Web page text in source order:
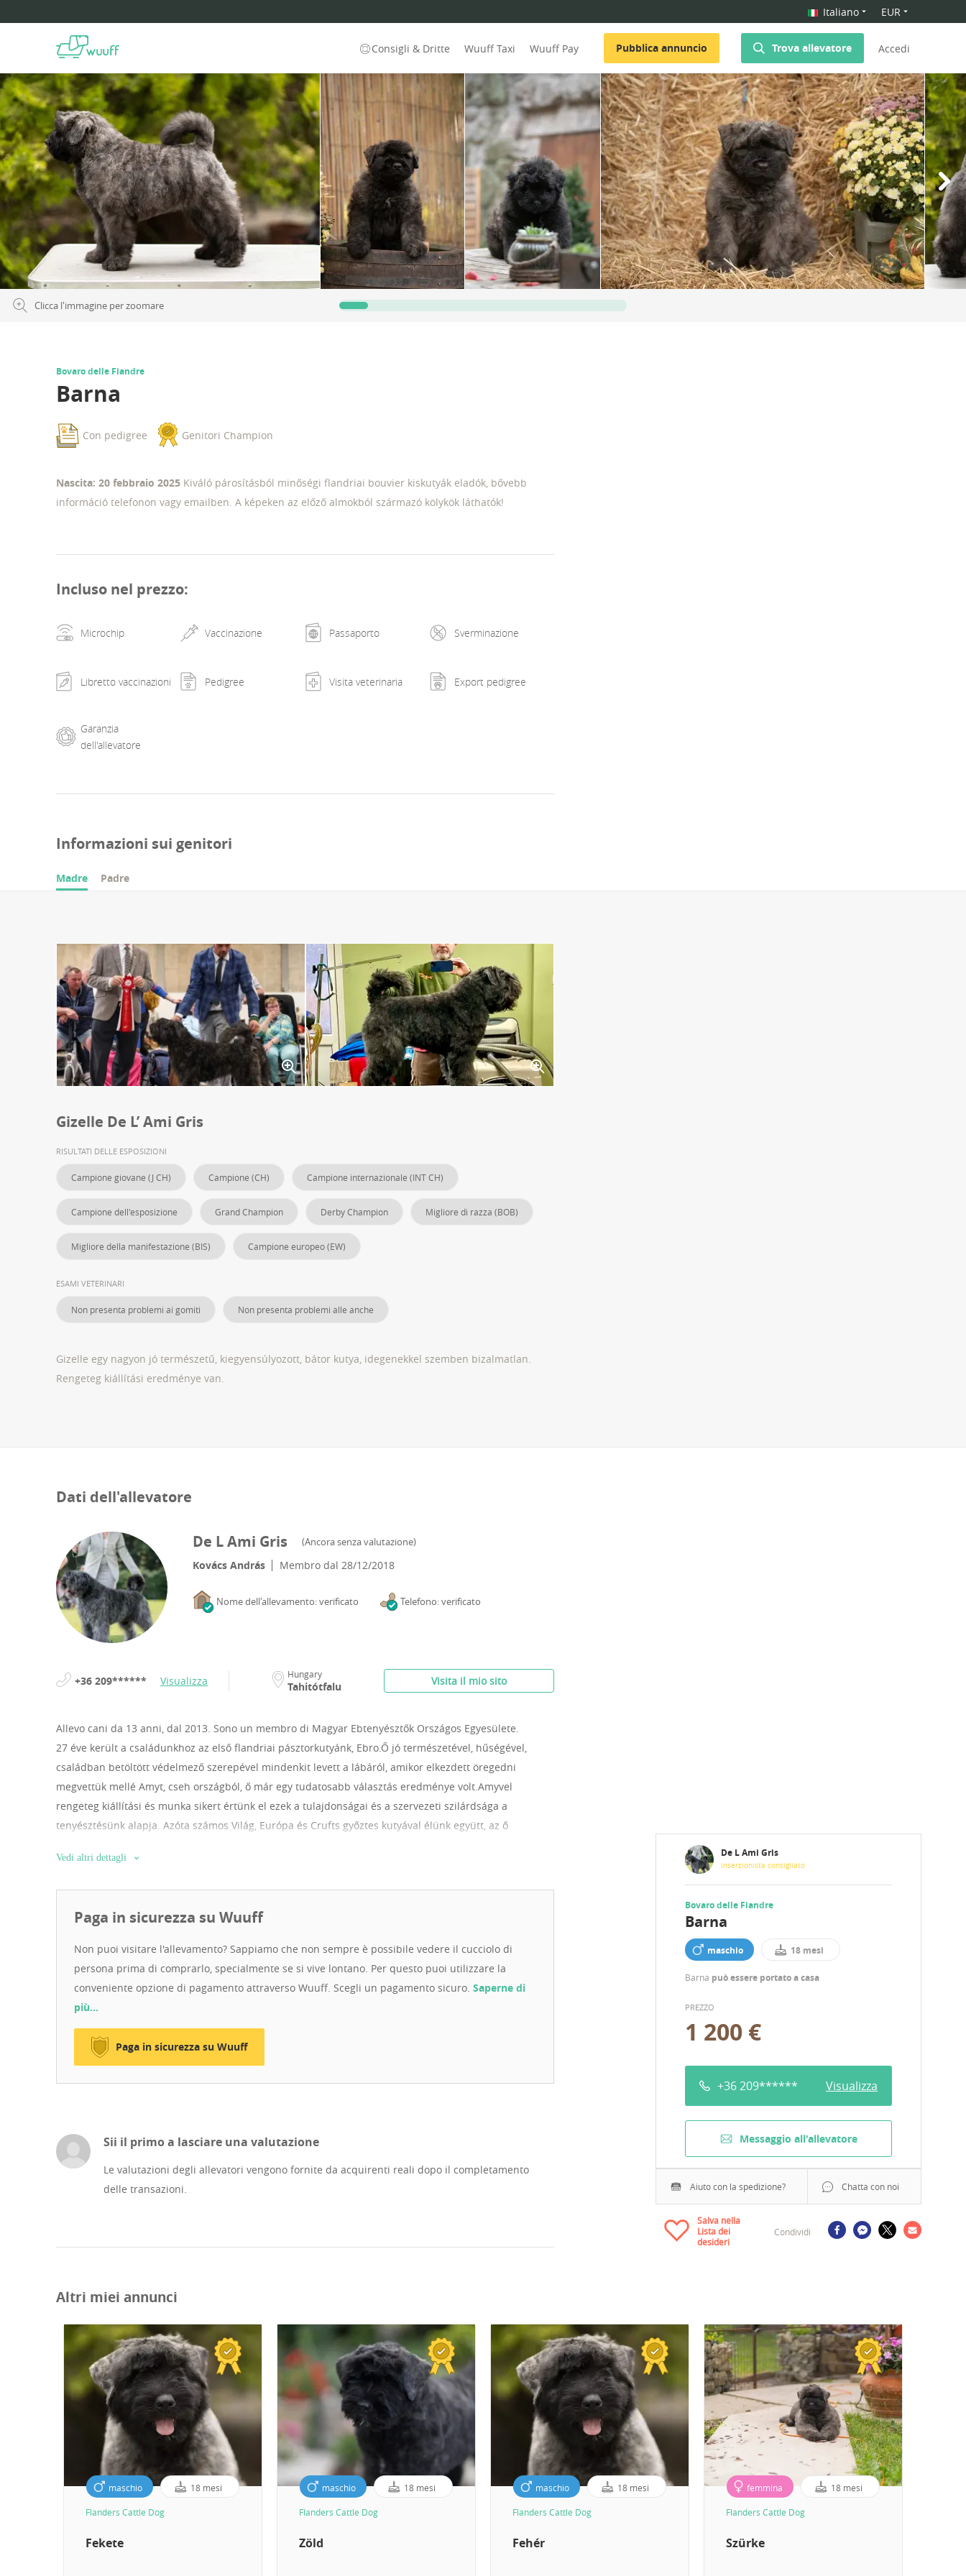
Italiano EUR
Consigli & Dritte Wuuff Taxi Wuuff Pay Pubblica annuncio Trova allevatore Accedi
Clicca l'immagine per zoomare
De L Ami Gris
Inserzionista consigliato
Bovaro delle Fiandre
Barna
maschio 18 mesi
Barna può essere portato a casa
PREZZO
1 200 €
+36 209****** Visualizza
Messaggio all'allevatore
Aiuto con la spedizione? Chatta con noi
Salva nella
Lista dei
desideri
Condividi
Bovaro delle Fiandre
Barna
Con pedigree Genitori Champion
Nascita: 20 febbraio 2025 Kiváló párosításból minőségi flandriai bouvier kiskutyák eladók, bővebb
információ telefonon vagy emailben. A képeken az előző almokból származó kölykök láthatók!
Incluso nel prezzo:
Microchip Vaccinazione Passaporto Sverminazione
Libretto vaccinazioni Pedigree Visita veterinaria Export pedigree
Garanzia
dell'allevatore
Informazioni sui genitori
Madre Padre
Gizelle De L’ Ami Gris
RISULTATI DELLE ESPOSIZIONI
Campione giovane (J CH) Campione (CH) Campione internazionale (INT CH)
Campione dell'esposizione Grand Champion Derby Champion Migliore di razza (BOB)
Migliore della manifestazione (BIS) Campione europeo (EW)
ESAMI VETERINARI
Non presenta problemi ai gomiti Non presenta problemi alle anche
Gizelle egy nagyon jó természetű, kiegyensúlyozott, bátor kutya, idegenekkel szemben bizalmatlan.
Rengeteg kiállítási eredménye van.
Dati dell'allevatore
De L Ami Gris (Ancora senza valutazione)
Kovács András Membro dal 28/12/2018
Nome dell'allevamento: verificato Telefono: verificato
+36 209****** Visualizza Hungary
Tahitótfalu Visita il mio sito
Allevo cani da 13 anni, dal 2013. Sono un membro di Magyar Ebtenyésztők Országos Egyesülete.
27 éve került a családunkhoz az első flandriai pásztorkutyánk, Ebro.Ő jó természetével, hűségével,
családban betöltött védelmező szerepével mindenkit levett a lábáról, amikor elkezdett öregedni
megvettük mellé Amyt, cseh országból, ő már egy tudatosabb választás eredménye volt.Amyvel
rengeteg kiállítási és munka sikert értünk el ezek a tulajdonságai és a szervezeti szilárdsága a
tenyésztésünk alapja. Azóta számos Világ, Európa és Crufts győztes kutyával élünk együtt, az ő
Vedi altri dettagli
Paga in sicurezza su Wuuff
Non puoi visitare l'allevamento? Sappiamo che non sempre è possibile vedere il cucciolo di
persona prima di comprarlo, specialmente se si vive lontano. Per questo puoi utilizzare la
conveniente opzione di pagamento attraverso Wuuff. Scegli un pagamento sicuro. Saperne di
più…
Paga in sicurezza su Wuuff
Sii il primo a lasciare una valutazione
Le valutazioni degli allevatori vengono fornite da acquirenti reali dopo il completamento
delle transazioni.
Altri miei annunci
maschio 18 mesi
Flanders Cattle Dog
Fekete
maschio 18 mesi
Flanders Cattle Dog
Zöld
maschio 18 mesi
Flanders Cattle Dog
Fehér
femmina 18 mesi
Flanders Cattle Dog
Szürke